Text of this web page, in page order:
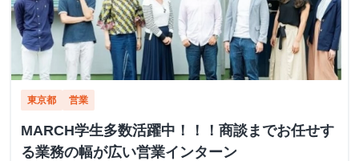
東京都 営業
MARCH学生多数活躍中！！！商談までお任せす
る業務の幅が広い営業インターン